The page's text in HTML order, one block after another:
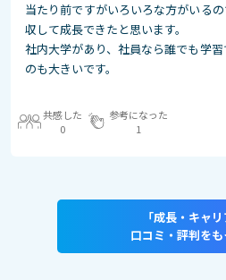
当たり前ですがいろいろな方がいる
収して成長できたと思います。
社内大学があり、社員なら誰でも学
のも大きいです。
共感した
0
参考になった
1
「成長・キャ
口コミ・評判を